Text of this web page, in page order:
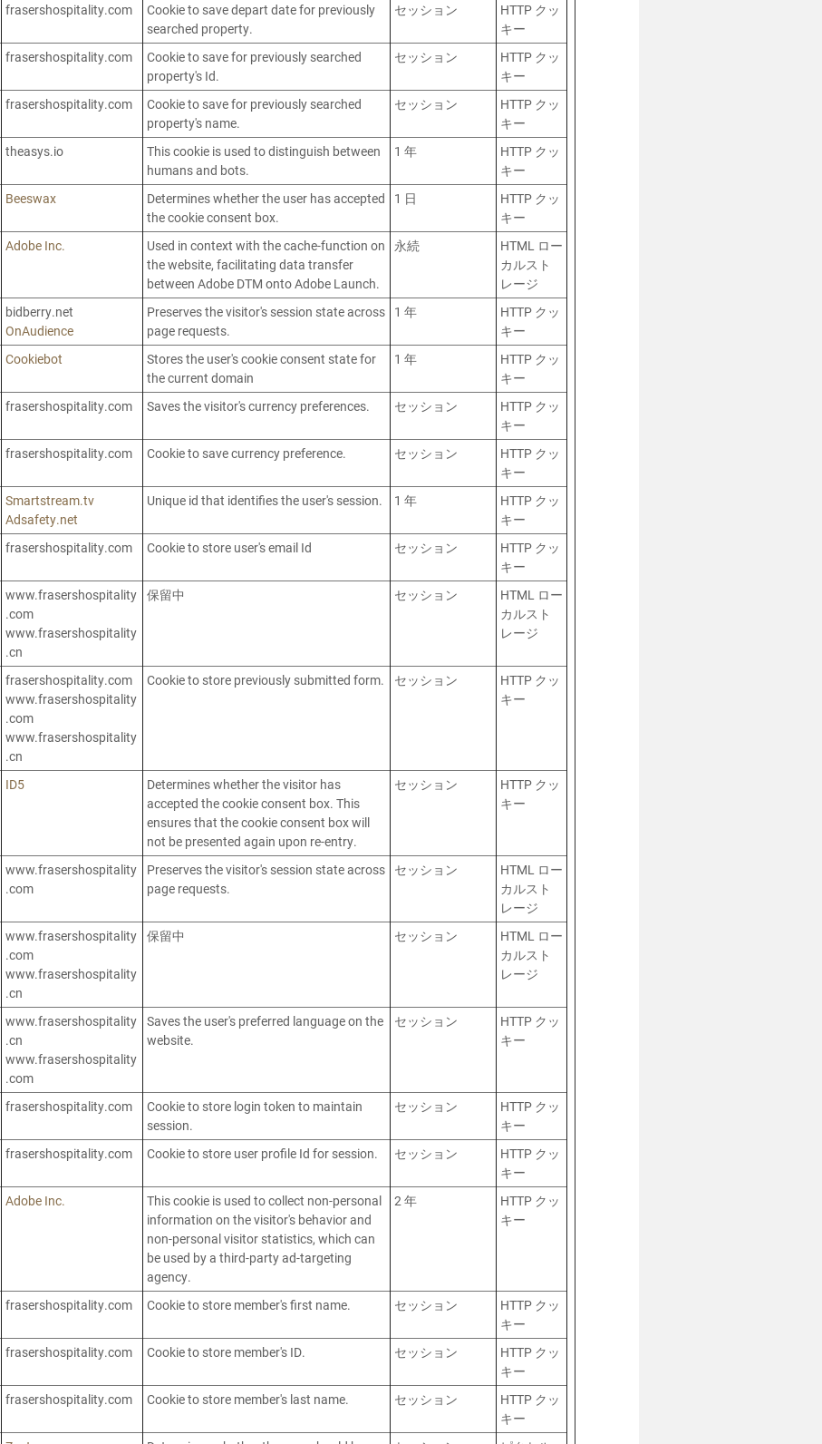
frasershospitality.com
Cookie to save depart date for previously
searched property.
セッション
HTTP クッ
キー
frasershospitality.com
Cookie to save for previously searched
property's Id.
セッション
HTTP クッ
キー
frasershospitality.com
Cookie to save for previously searched
property's name.
セッション
HTTP クッ
キー
theasys.io
This cookie is used to distinguish between
humans and bots.
1 年
HTTP クッ
キー
Beeswax
Determines whether the user has accepted
the cookie consent box.
1 日
HTTP クッ
キー
Adobe Inc.
Used in context with the cache-function on
the website, facilitating data transfer
between Adobe DTM onto Adobe Launch.
永続
HTML ロー
カルスト
レージ
bidberry.net
OnAudience
Preserves the visitor's session state across
page requests.
1 年
HTTP クッ
キー
Cookiebot
Stores the user's cookie consent state for
the current domain
1 年
HTTP クッ
キー
frasershospitality.com Saves the visitor's currency preferences. セッション
HTTP クッ
キー
frasershospitality.com Cookie to save currency preference. セッション
HTTP クッ
キー
Smartstream.tv
Adsafety.net
Unique id that identifies the user's session. 1 年
HTTP クッ
キー
frasershospitality.com Cookie to store user's email Id セッション
HTTP クッ
キー
www.frasershospitality
.com
www.frasershospitality
.cn
保留中 セッション
HTML ロー
カルスト
レージ
frasershospitality.com
www.frasershospitality
.com
www.frasershospitality
.cn
Cookie to store previously submitted form. セッション
HTTP クッ
キー
ID5
Determines whether the visitor has
accepted the cookie consent box. This
ensures that the cookie consent box will
not be presented again upon re-entry.
セッション
HTTP クッ
キー
www.frasershospitality
.com
Preserves the visitor's session state across
page requests.
セッション
HTML ロー
カルスト
レージ
www.frasershospitality
.com
www.frasershospitality
.cn
保留中 セッション
HTML ロー
カルスト
レージ
www.frasershospitality
.cn
www.frasershospitality
.com
Saves the user's preferred language on the
website.
セッション
HTTP クッ
キー
frasershospitality.com
Cookie to store login token to maintain
session.
セッション
HTTP クッ
キー
frasershospitality.com Cookie to store user profile Id for session. セッション
HTTP クッ
キー
Adobe Inc.
This cookie is used to collect non-personal
information on the visitor's behavior and
non-personal visitor statistics, which can
be used by a third-party ad-targeting
agency.
2 年
HTTP クッ
キー
frasershospitality.com Cookie to store member's first name. セッション
HTTP クッ
キー
frasershospitality.com Cookie to store member's ID. セッション
HTTP クッ
キー
frasershospitality.com Cookie to store member's last name. セッション
HTTP クッ
キー